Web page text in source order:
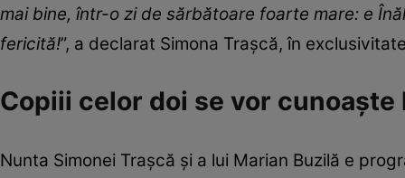
mai bine, într-o zi de sărbătoare foarte mare: e
fericită!”, a declarat Simona Trașcă, în
Copiii celor doi se vor
Nunta Simonei Trașcă și a lui Marian Buzilă e